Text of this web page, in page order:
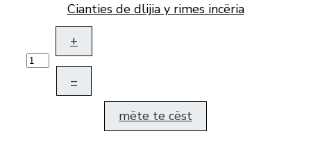
Cianties de dlijia y rimes incëria
+
–
mëte te cëst